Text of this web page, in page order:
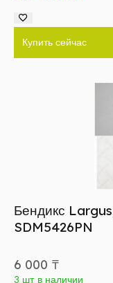
Купить сейчас
Бендикс
SDM5426PN
6 000 ₸
3 шт в наличии